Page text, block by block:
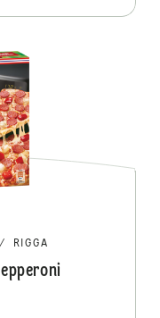
/ RIGGA